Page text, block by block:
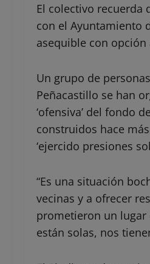
El colectivo recuerda
con el Ayuntamiento
asequible con opción
Un grupo de
Peñacastillo se han
‘ofensiva’ del fondo
construidos hace
‘ejercido presiones
“Es una situación
vecinas y a ofrecer
prometieron un lugar
están solas, nos